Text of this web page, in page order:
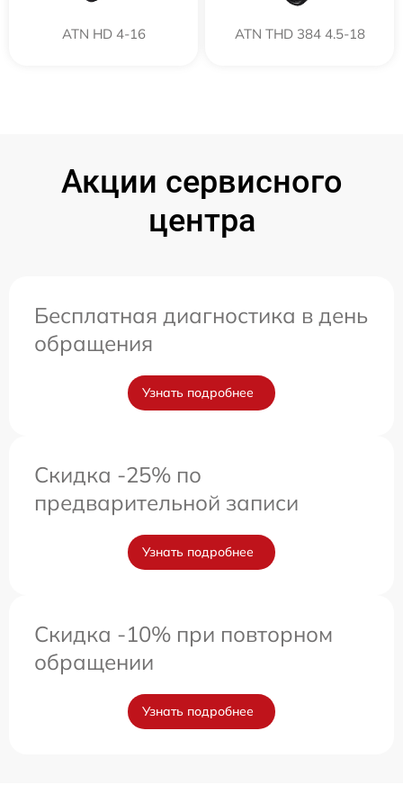
ATN HD 4-16 ATN THD 384 4.5-18
Акции сервисного
центра
Бесплатная диагностика в день
обращения
Узнать подробнее
Скидка -25% по
предварительной записи
Узнать подробнее
Скидка -10% при повторном
обращении
Узнать подробнее